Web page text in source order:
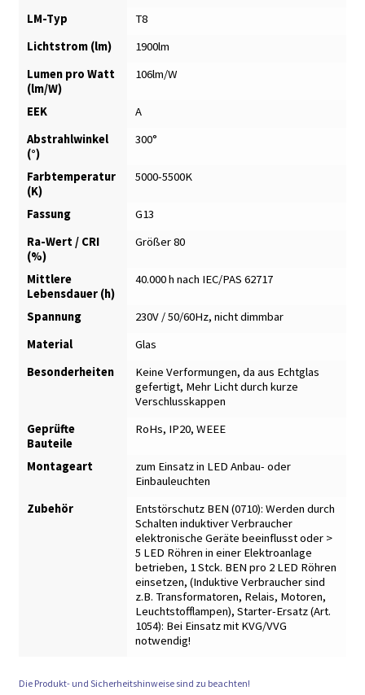
LM-Typ
T8
Lichtstrom (lm)
1900lm
Lumen pro Watt
(lm/W)
106lm/W
EEK
A
Abstrahlwinkel
(°)
300°
Farbtemperatur
(K)
5000-5500K
Fassung
G13
Ra-Wert / CRI
(%)
Größer 80
Mittlere
Lebensdauer (h)
40.000 h nach IEC/PAS 62717
Spannung
230V / 50/60Hz, nicht dimmbar
Material
Glas
Besonderheiten
Keine Verformungen, da aus Echtglas
gefertigt, Mehr Licht durch kurze
Verschlusskappen
Geprüfte
Bauteile
RoHs, IP20, WEEE
Montageart
zum Einsatz in LED Anbau- oder
Einbauleuchten
Zubehör
Entstörschutz BEN (0710): Werden durch
Schalten induktiver Verbraucher
elektronische Geräte beeinflusst oder >
5 LED Röhren in einer Elektroanlage
betrieben, 1 Stck. BEN pro 2 LED Röhren
einsetzen, (Induktive Verbraucher sind
z.B. Transformatoren, Relais, Motoren,
Leuchtstofflampen), Starter-Ersatz (Art.
1054): Bei Einsatz mit KVG/VVG
notwendig!
Die Produkt- und Sicherheitshinweise sind zu beachten!